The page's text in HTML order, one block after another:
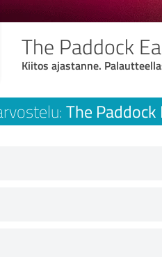
The Paddock
Kiitos ajastanne.
The